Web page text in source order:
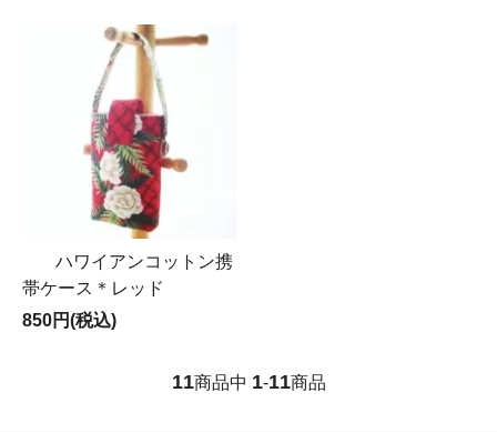
ハワイアンコットン携
帯ケース＊レッド
850円(税込)
11商品中 1-11商品